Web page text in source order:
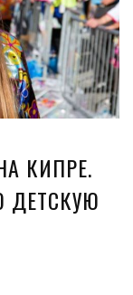
КИПРЕ.
ДЕТСКУЮ